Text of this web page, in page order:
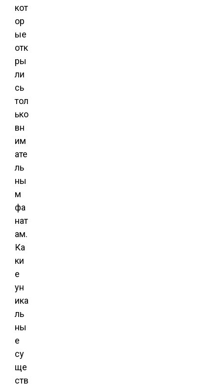
кот
ор
ые
отк
ры
ли
сь
тол
ько
вн
им
ате
ль
ны
м
фа
нат
ам.
Ка
ки
е
ун
ика
ль
ны
е
су
ще
ств